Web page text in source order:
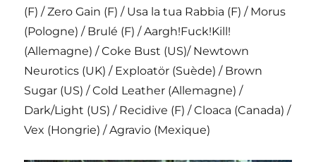
(F) / Zero Gain (F) / Usa la tua Rabbia (F) / Morus
(Pologne) / Brulé (F) / Aargh!Fuck!Kill!
(Allemagne) / Coke Bust (US)/ Newtown
Neurotics (UK) / Exploatör (Suède) / Brown
Sugar (US) / Cold Leather (Allemagne) /
Dark/Light (US) / Recidive (F) / Cloaca (Canada) /
Vex (Hongrie) / Agravio (Mexique)